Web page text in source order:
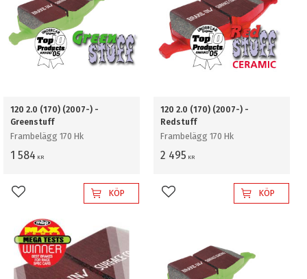
120 2.0 (170) (2007-) -
Greenstuff
Frambelägg 170 Hk
1 584 KR
Lägg till i favoriterKÖP
120 2.0 (170) (2007-) -
Redstuff
Frambelägg 170 Hk
2 495 KR
Lägg till i favoriterKÖP